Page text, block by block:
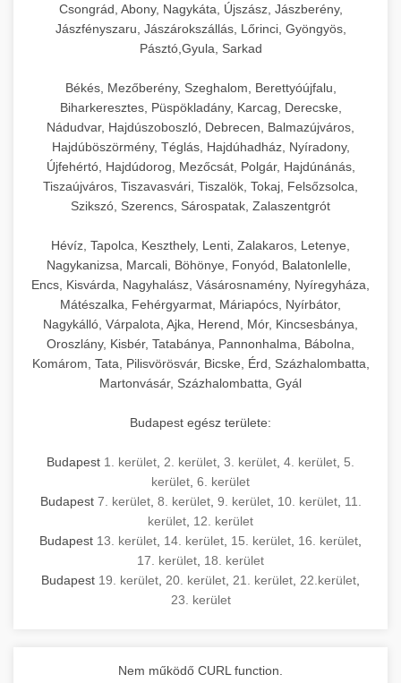
Csongrád, Abony, Nagykáta, Újszász, Jászberény,
Jászfényszaru, Jászárokszállás, Lőrinci, Gyöngyös,
Pásztó,Gyula, Sarkad
Békés, Mezőberény, Szeghalom, Berettyóújfalu,
Biharkeresztes, Püspökladány, Karcag, Derecske,
Nádudvar, Hajdúszoboszló, Debrecen, Balmazújváros,
Hajdúböszörmény, Téglás, Hajdúhadház, Nyíradony,
Újfehértó, Hajdúdorog, Mezőcsát, Polgár, Hajdúnánás,
Tiszaújváros, Tiszavasvári, Tiszalök, Tokaj, Felsőzsolca,
Szikszó, Szerencs, Sárospatak, Zalaszentgrót
Hévíz, Tapolca, Keszthely, Lenti, Zalakaros, Letenye,
Nagykanizsa, Marcali, Böhönye, Fonyód, Balatonlelle,
Encs, Kisvárda, Nagyhalász, Vásárosnamény, Nyíregyháza,
Mátészalka, Fehérgyarmat, Máriapócs, Nyírbátor,
Nagykálló, Várpalota, Ajka, Herend, Mór, Kincsesbánya,
Oroszlány, Kisbér, Tatabánya, Pannonhalma, Bábolna,
Komárom, Tata, Pilisvörösvár, Bicske, Érd, Százhalombatta,
Martonvásár, Százhalombatta, Gyál
Budapest egész területe:
Budapest 1. kerület 2. kerület 3. kerület 4. kerület 5.
kerület 6. kerület
Budapest 7. kerület, 8. kerület, 9. kerület, 10. kerület, 11.
kerület 12. kerület
Budapest 13. kerület 14. kerület 15. kerület 16. kerület
17. kerület 18. kerület
Budapest 19. kerület 20. kerület 21. kerület 22.kerület
23. kerület
Nem működő CURL function.